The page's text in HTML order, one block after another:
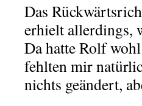
Das
erhielt allerdings,
Da hatte Rolf
fehlten mir
nichts geändert,